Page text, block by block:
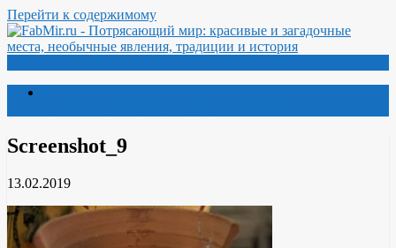
Перейти к содержимому
Screenshot_9
13.02.2019